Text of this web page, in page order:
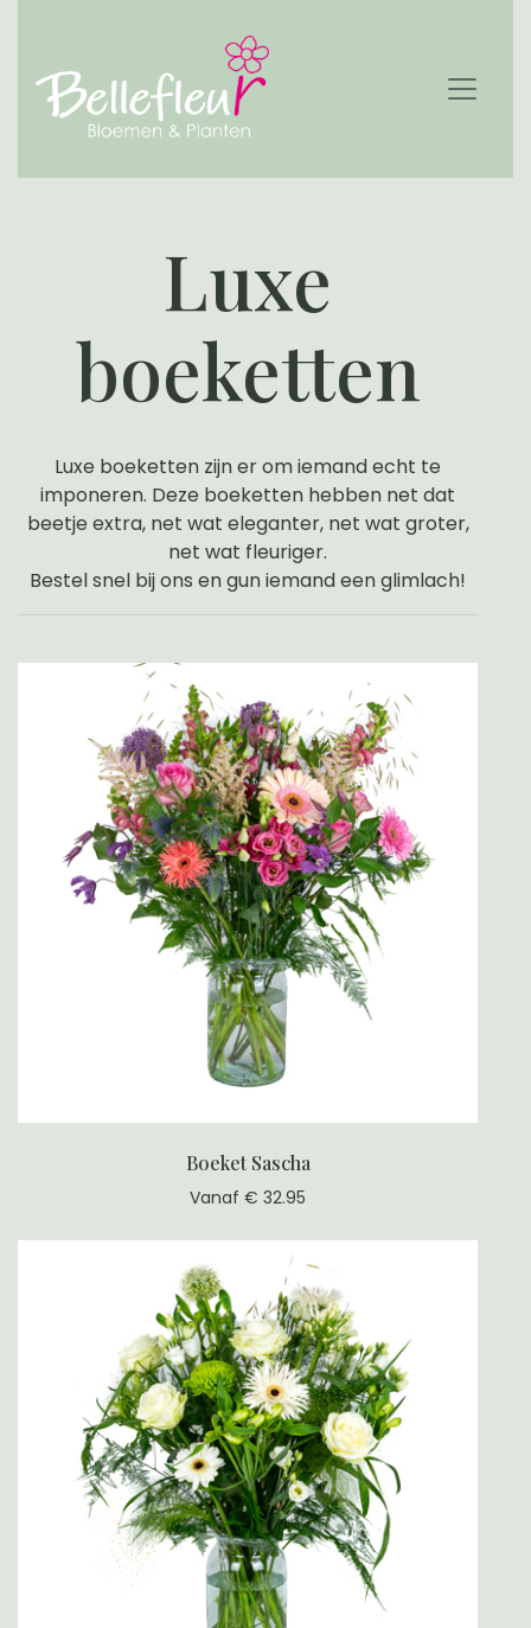
Luxe
boeketten
Luxe boeketten zijn er om iemand echt te
imponeren. Deze boeketten hebben net dat
beetje extra, net wat eleganter, net wat groter,
net wat fleuriger.
Bestel snel bij ons en gun iemand een glimlach!
Boeket Sascha
Vanaf € 32.95